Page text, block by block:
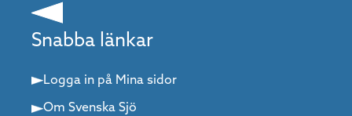
Snabba länkar
Logga in på Mina sidor
Om Svenska Sjö